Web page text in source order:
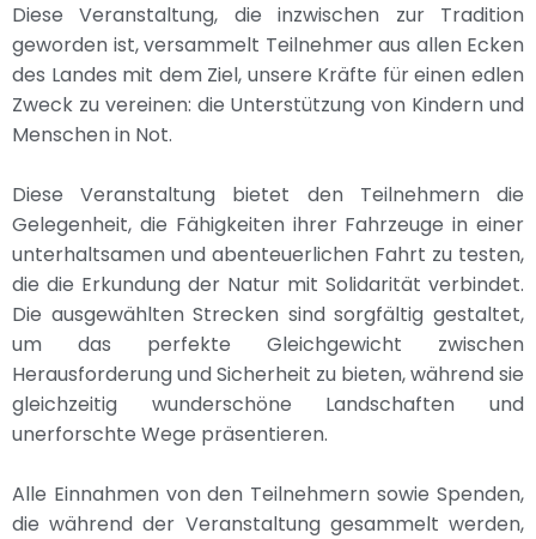
Diese Veranstaltung, die inzwischen zur Tradition
geworden ist, versammelt Teilnehmer aus allen Ecken
des Landes mit dem Ziel, unsere Kräfte für einen edlen
Zweck zu vereinen: die Unterstützung von Kindern und
Menschen in Not.
Diese Veranstaltung bietet den Teilnehmern die
Gelegenheit, die Fähigkeiten ihrer Fahrzeuge in einer
unterhaltsamen und abenteuerlichen Fahrt zu testen,
die die Erkundung der Natur mit Solidarität verbindet.
Die ausgewählten Strecken sind sorgfältig gestaltet,
um das perfekte Gleichgewicht zwischen
Herausforderung und Sicherheit zu bieten, während sie
gleichzeitig wunderschöne Landschaften und
unerforschte Wege präsentieren.
Alle Einnahmen von den Teilnehmern sowie Spenden,
die während der Veranstaltung gesammelt werden,